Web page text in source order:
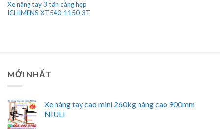
Xe nâng tay 3 tấn càng hẹp
ICHIMENS XT540-1150-3T
MỚI NHẤT
Xe nâng tay cao mini 260kg nâng cao 900mm
NIULI